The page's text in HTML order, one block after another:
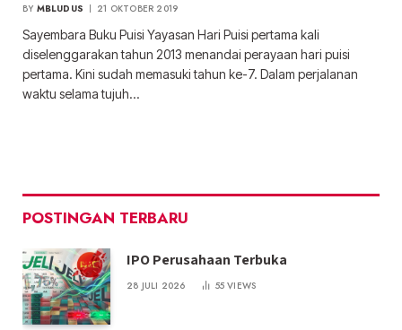
BY MBLUDUS 21 OKTOBER 2019
Sayembara Buku Puisi Yayasan Hari Puisi pertama kali
diselenggarakan tahun 2013 menandai perayaan hari puisi
pertama. Kini sudah memasuki tahun ke-7. Dalam perjalanan
waktu selama tujuh…
POSTINGAN TERBARU
IPO Perusahaan Terbuka
28 JULI 2026 55VIEWS